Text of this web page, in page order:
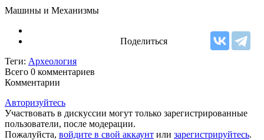
Машины и Механизмы
Поделиться
Теги: Археология
Всего 0 комментариев
Комментарии
Авторизуйтесь
Участвовать в дискуссии могут только зарегистрированные
пользователи, после модерации.
Пожалуйста, войдите в свой аккаунт или зарегистрируйтесь.